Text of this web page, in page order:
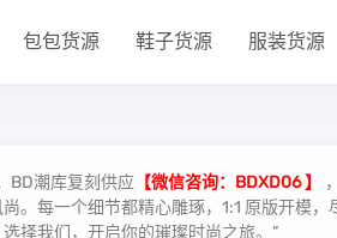
包包货源 鞋子货源 服装货源
BD潮库复刻供应 【微信咨询：BDXD06 】
。每一个细节都精心雕琢，1:1 原版开模
择我们，开启你的璀璨时尚之旅。”